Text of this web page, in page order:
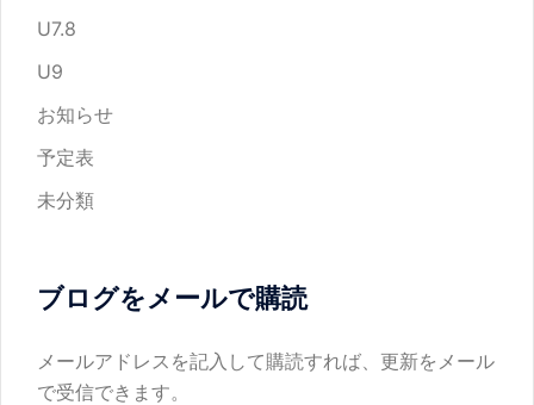
U7.8
U9
お知らせ
予定表
未分類
ブログをメールで購読
メールアドレスを記入して購読すれば、更新をメール
で受信できます。